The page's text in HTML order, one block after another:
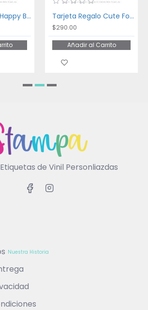
Tarjeta Regalo Happy Birthday Tarjeta Regalo Cute Forest
$290.00
Añadir al Carrito
de Vinil Personliazdas
Nuestra Historia